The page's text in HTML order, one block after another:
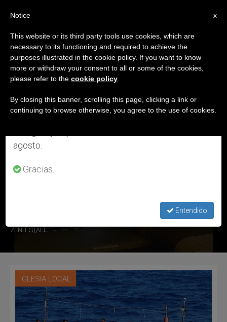
DÍA
Enero 13th, 2016
ÚLTIMAS NOTICIAS
DESCARGAR EL SERVICIO DIARIO DE ZENIT EN
ZENIT STAFF
IGLESIA LOCAL
×
Aviso importante
Del 27 de julio al 7 de agosto haremos la pausa
anual, aprovechando que en el periodo de verano
se generan menos informaciones y también el
agosto.
Gracias.
Entendido
x
Notice
This website or its third party tools use cookies, which are
necessary to its functioning and required to achieve the
purposes illustrated in the cookie policy. If you want to know
more or withdraw your consent to all or some of the cookies,
please refer to the cookie policy
By closing this banner, scrolling this page, clicking a link or
continuing to browse otherwise, you agree to the use of cookies.